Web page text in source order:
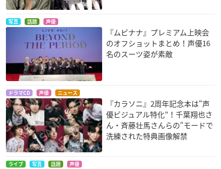
写真 話題 声優
『ムビナナ』プレミアム上映会
のオフショットまとめ！声優16
名のスーツ姿が素敵
ドラマCD 声優 ニュース
『カラソニ』2周年記念本は“声
優ビジュアル特化”！千葉翔也さ
ん・斉藤壮馬さんらの“モードで
洗練された特典画像解禁
ライブ 写真 話題 声優